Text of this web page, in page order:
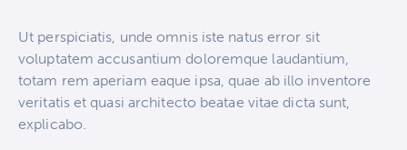
Ut perspiciatis, unde omnis iste natus error sit
voluptatem accusantium doloremque laudantium,
totam rem aperiam eaque ipsa, quae ab illo inventore
veritatis et quasi architecto beatae vitae dicta sunt,
explicabo.